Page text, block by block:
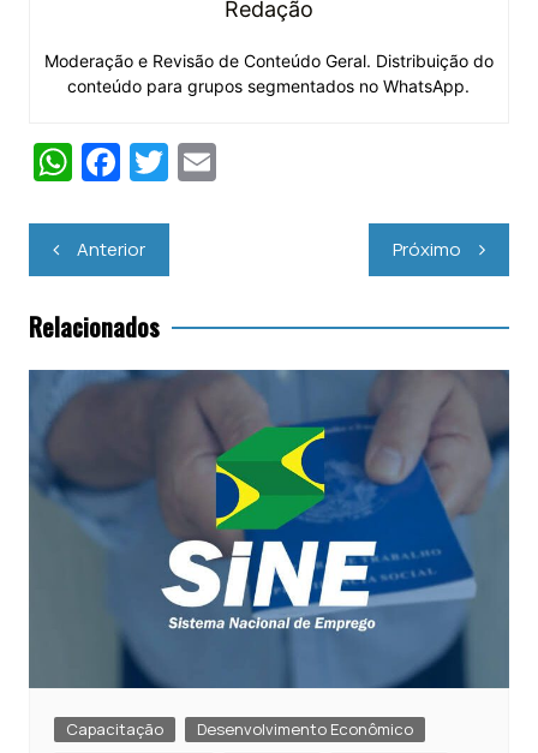
Redação
Moderação e Revisão de Conteúdo Geral. Distribuição do
conteúdo para grupos segmentados no WhatsApp.
W
at
s
A
p
p
F
c
e
b
o
o
T
itt
er
E
Navegação
de
Post
Anterior Próximo
Relacionados
Capacitação
Desenvolvimento Econômico